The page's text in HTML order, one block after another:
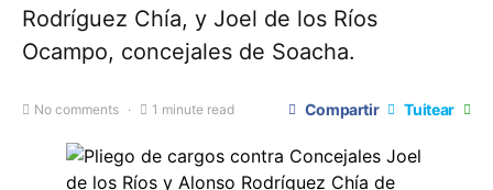
Rodríguez Chía, y Joel de los Ríos
Ocampo, concejales de Soacha.
No comments 1 minute read Compartir Tuitear